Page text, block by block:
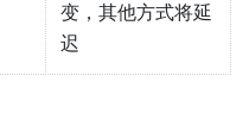
变，其他方式将延
迟